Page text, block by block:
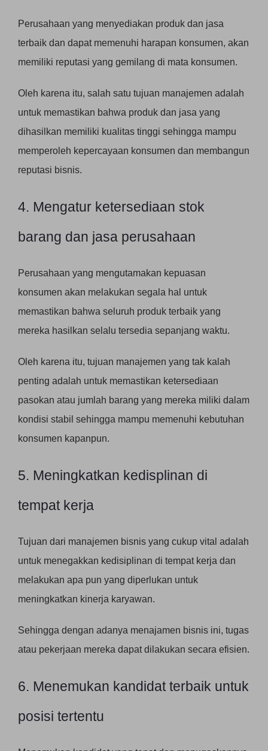
Perusahaan yang menyediakan produk dan jasa
terbaik dan dapat memenuhi harapan konsumen, akan
memiliki reputasi yang gemilang di mata konsumen.
Oleh karena itu, salah satu tujuan manajemen adalah
untuk memastikan bahwa produk dan jasa yang
dihasilkan memiliki kualitas tinggi sehingga mampu
memperoleh kepercayaan konsumen dan membangun
reputasi bisnis.
4. Mengatur ketersediaan stok
barang dan jasa perusahaan
Perusahaan yang mengutamakan kepuasan
konsumen akan melakukan segala hal untuk
memastikan bahwa seluruh produk terbaik yang
mereka hasilkan selalu tersedia sepanjang waktu.
Oleh karena itu, tujuan manajemen yang tak kalah
penting adalah untuk memastikan ketersediaan
pasokan atau jumlah barang yang mereka miliki dalam
kondisi stabil sehingga mampu memenuhi kebutuhan
konsumen kapanpun.
5. Meningkatkan kedisplinan di
tempat kerja
Tujuan dari manajemen bisnis yang cukup vital adalah
untuk menegakkan kedisiplinan di tempat kerja dan
melakukan apa pun yang diperlukan untuk
meningkatkan kinerja karyawan.
Sehingga dengan adanya menajamen bisnis ini, tugas
atau pekerjaan mereka dapat dilakukan secara efisien.
6. Menemukan kandidat terbaik untuk
posisi tertentu